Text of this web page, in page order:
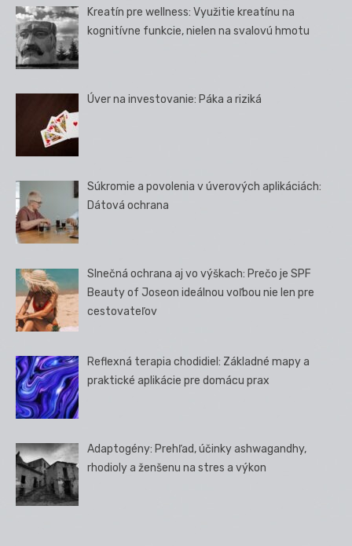
Kreatín pre wellness: Využitie kreatínu na
kognitívne funkcie, nielen na svalovú hmotu
Úver na investovanie: Páka a riziká
Súkromie a povolenia v úverových aplikáciách:
Dátová ochrana
Slnečná ochrana aj vo výškach: Prečo je SPF
Beauty of Joseon ideálnou voľbou nie len pre
cestovateľov
Reflexná terapia chodidiel: Základné mapy a
praktické aplikácie pre domácu prax
Adaptogény: Prehľad, účinky ashwagandhy,
rhodioly a ženšenu na stres a výkon